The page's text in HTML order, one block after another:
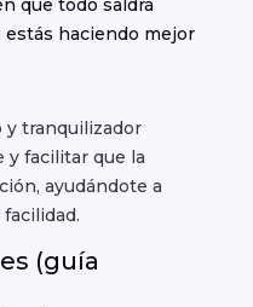
que todo saldrá
haciendo mejor
tranquilizador
y facilitar que la
ayudándote a
(guía